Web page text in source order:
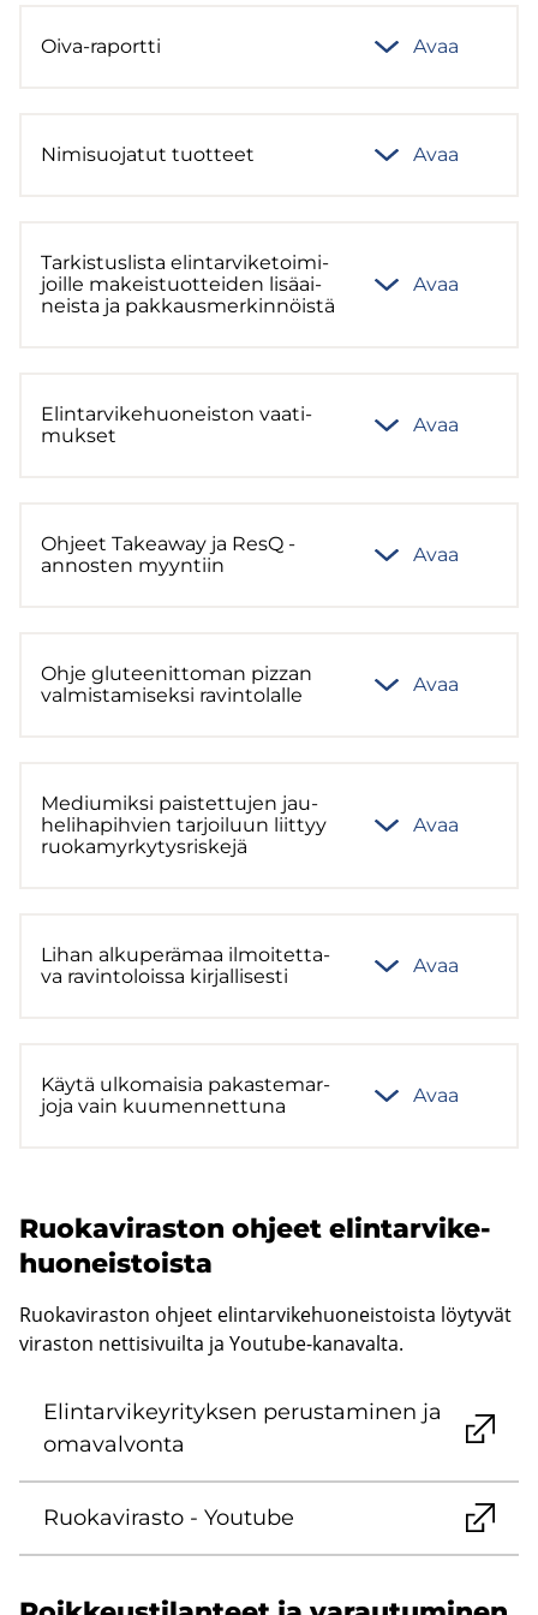
Oiva-​raportti Avaa
Ni­mi­suo­ja­tut tuot­teet Avaa
Tar­kis­tus­lis­ta elin­tar­vi­ke­toi­mi­
joil­le ma­keis­tuot­tei­den li­sä­ai­
neis­ta ja pak­kaus­mer­kin­nöis­tä
Avaa
Elin­tar­vi­ke­huo­neis­ton vaa­ti­
muk­set
Avaa
Oh­jeet Takeaway ja ResQ -​
annosten myyn­tiin
Avaa
Ohje glu­tee­nit­to­man pizzan
val­mis­ta­mi­sek­si ra­vin­to­lal­le
Avaa
Me­diu­mik­si pais­tet­tu­jen jau­
he­li­ha­pih­vien tar­joi­luun liit­tyy
ruo­ka­myr­ky­tys­ris­ke­jä
Avaa
Lihan al­ku­pe­rä­maa il­moi­tet­ta­
va ra­vin­to­lois­sa kir­jal­li­ses­ti
Avaa
Käytä ul­ko­mai­sia pa­kas­te­mar­
jo­ja vain kuu­men­net­tu­na
Avaa
Ruo­ka­vi­ras­ton oh­jeet elin­tar­vi­ke­
huo­neis­tois­ta
Ruokaviraston ohjeet elintarvikehuoneistoista löytyvät
viraston nettisivuilta ja Youtube-kanavalta.
Elin­tar­vi­key­ri­tyk­sen pe­rus­ta­mi­nen ja
oma­val­von­ta
Ruo­ka­vi­ras­to - You­tu­be